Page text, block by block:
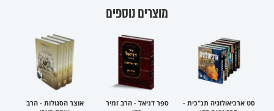
מוצרים נוספים
סט ארכיאולוגיה תנ"כית -
ספר דניאל - הרב זמיר
אוצר הסגולות - הרב